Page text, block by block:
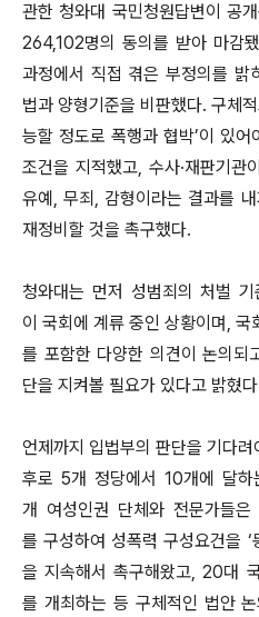
관한 청와대 국민청원답변이 공
264,102명의 동의를 받아 마감
과정에서 직접 겪은 부정의를 밝
법과 양형기준을 비판했다. 구체
능할 정도로 폭행과 협박’이 있
조건을 지적했고, 수사·재판기
유예, 무죄, 감형이라는 결과를
재정비할 것을 촉구했다.
청와대는 먼저 성범죄의 처벌
이 국회에 계류 중인 상황이며, 국
를 포함한 다양한 의견이 논의되
단을 지켜볼 필요가 있다고 밝혔
언제까지 입법부의 판단을 기다
후로 5개 정당에서 10개에 달
개 여성인권 단체와 전문가들은
를 구성하여 성폭력 구성요건을
을 지속해서 촉구해왔고, 20대
를 개최하는 등 구체적인 법안